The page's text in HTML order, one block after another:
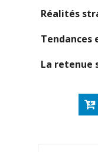
Réalités
Tendances
La retenue